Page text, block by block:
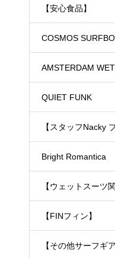
【安心食品】
COSMOS
ド）
AMSTERDAM
ェットスーツ）
QUIET FUNK
【スタッフNacky
Bright Romantica
【ウェットスーツ関
【FINフィン】
【その他サーフギア